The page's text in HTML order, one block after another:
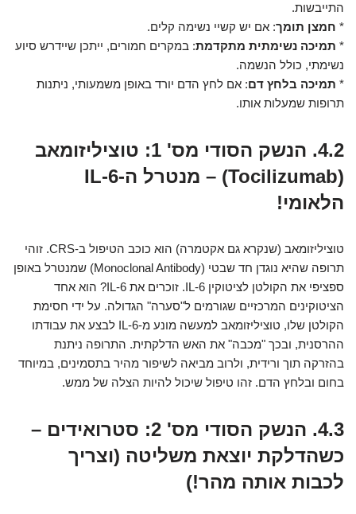
התייבשות.
* חמצן תומך: אם יש קשיי נשימה קלים.
* תמיכה נשימתית מתקדמת: במקרים חמורים, ייתכן שיידרש סיוע
נשימתי, כולל הנשמה.
* תמיכה בלחץ דם: אם לחץ הדם יורד באופן משמעותי, ניתנות
תרופות שמעלות אותו.
4.2. הנשק הסודי מס' 1: טוציליזומאב
(Tocilizumab) – מנטרל ה-IL-6
הלאומי!
טוציליזומאב (שנקרא גם אקטמרה) הוא כוכב הטיפול ב-CRS. זוהי
תרופה שהיא נוגדן חד שבטי (Monoclonal Antibody) שמנטרל באופן
ספציפי את הקולטן לציטוקין IL-6. זוכרים את IL-6? הוא אחד
הציטוקינים המרכזיים שגורמים ל"סערה" הגדולה. על ידי חסימת
הקולטן שלו, טוציליזומאב למעשה מונע מ-IL-6 לבצע את עבודתו
ההרסנית, ובכך "מכבה" את האש הדלקתית. התרופה ניתנת
בהזרקה תוך ורידית, ולרוב מביאה לשיפור מהיר בתסמינים, במיוחד
בחום ובלחץ הדם. זהו טיפול שיכול להיות הצלה של ממש.
4.3. הנשק הסודי מס' 2: סטרואידים –
כשהדלקת יוצאת משליטה (וצריך
לכבות אותה מהר!)